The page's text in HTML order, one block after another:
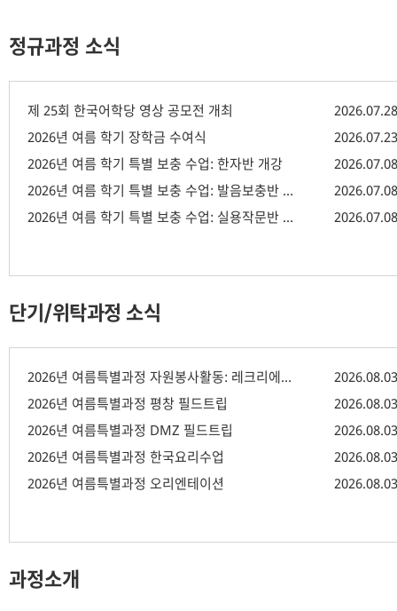
정규과정 소식
제 25회 한국어학당 영상 공모전 개최
2026.07.28
2026년 여름 학기 장학금 수여식
2026.07.23
2026년 여름 학기 특별 보충 수업: 한자반 개강
2026.07.08
2026년 여름 학기 특별 보충 수업: 발음보충반 개강
2026.07.08
2026년 여름 학기 특별 보충 수업: 실용작문반 개강
2026.07.08
단기/위탁과정 소식
2026년 여름특별과정 자원봉사활동: 레크리에이션
2026.08.03
2026년 여름특별과정 평창 필드트립
2026.08.03
2026년 여름특별과정 DMZ 필드트립
2026.08.03
2026년 여름특별과정 한국요리수업
2026.08.03
2026년 여름특별과정 오리엔테이션
2026.08.03
과정소개